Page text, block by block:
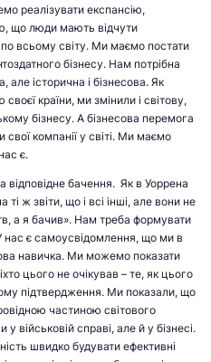
реалізувати експансію,
що люди мають відчути
по всьому світу. Ми маємо постати
бізнесу. Нам потрібна
але історична і бізнесова. Як
країни, ми змінили і світову,
бізнесу. А бізнесова перемога
компанії у світі. Ми маємо
є.
відповідне бачення. Як в Уоррена
ж звіти, що і всі інші, але вони не
а я бачив». Нам треба формувати
нас є самоусвідомлення, що ми в
навичка. Ми можемо показати
цього не очікував – те, як цього
підтвердження. Ми показали, що
частиною світового
військовій справі, але й у бізнесі.
швидко будувати ефективні